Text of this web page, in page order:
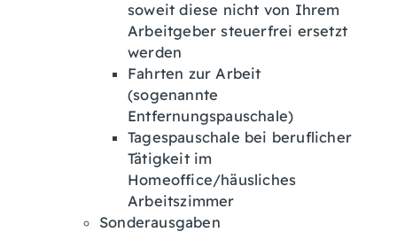
soweit diese nicht von Ihrem
Arbeitgeber steuerfrei ersetzt
werden
Fahrten zur Arbeit
(sogenannte
Entfernungspauschale)
Tagespauschale bei beruflicher
Tätigkeit im
Homeoffice/häusliches
Arbeitszimmer
Sonderausgaben